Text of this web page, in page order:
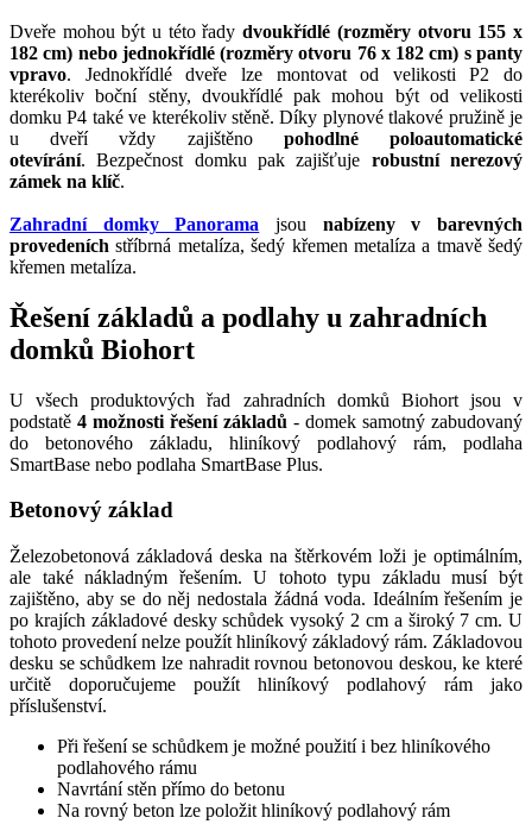
Dveře mohou být u této řadydvoukřídlé (rozměry otvoru 155 x
182 cm) nebo jednokřídlé (rozměry otvoru 76 x 182 cm) s panty
vpravo. Jednokřídlé dveře lze montovat od velikosti P2 do
kterékoliv boční stěny, dvoukřídlé pak mohou být od velikosti
domku P4 také ve kterékoliv stěně. Díky plynové tlakové pružině je
u dveří vždy zajištěno pohodlné poloautomatické
otevírání. Bezpečnost domku pak zajišťuje robustní nerezový
zámek na klíč.
Zahradní domky Panorama jsou nabízeny v barevných
provedeních stříbrná metalíza, šedý křemen metalíza a tmavě šedý
křemen metalíza.
Řešení základů a podlahy u zahradních
domků Biohort
U všech produktových řad zahradních domků Biohort jsou v
podstatě 4 možnosti řešení základů - domek samotný zabudovaný
do betonového základu, hliníkový podlahový rám, podlaha
SmartBase nebo podlaha SmartBase Plus.
Betonový základ
Železobetonová základová deska na štěrkovém loži je optimálním,
ale také nákladným řešením. U tohoto typu základu musí být
zajištěno, aby se do něj nedostala žádná voda. Ideálním řešením je
po krajích základové desky schůdek vysoký 2 cm a široký 7 cm. U
tohoto provedení nelze použít hliníkový základový rám. Základovou
desku se schůdkem lze nahradit rovnou betonovou deskou, ke které
určitě doporučujeme použít hliníkový podlahový rám jako
příslušenství.
Při řešení se schůdkem je možné použití i bez hliníkového
podlahového rámu
Navrtání stěn přímo do betonu
Na rovný beton lze položit hliníkový podlahový rám